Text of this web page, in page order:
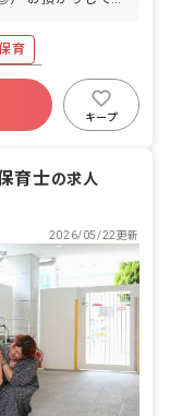
泄・清潔・衣類の
じた社会性の装着
お知らせの作成
育
制度
キープ
育士の求人
2026/05/22更新